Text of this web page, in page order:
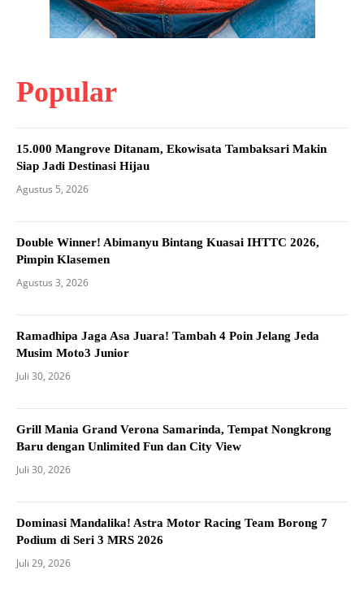
Popular
15.000 Mangrove Ditanam, Ekowisata Tambaksari Makin
Siap Jadi Destinasi Hijau
Agustus 5, 2026
Double Winner! Abimanyu Bintang Kuasai IHTTC 2026,
Pimpin Klasemen
Agustus 3, 2026
Ramadhipa Jaga Asa Juara! Tambah 4 Poin Jelang Jeda
Musim Moto3 Junior
Juli 30, 2026
Grill Mania Grand Verona Samarinda, Tempat Nongkrong
Baru dengan Unlimited Fun dan City View
Juli 30, 2026
Dominasi Mandalika! Astra Motor Racing Team Borong 7
Podium di Seri 3 MRS 2026
Juli 29, 2026